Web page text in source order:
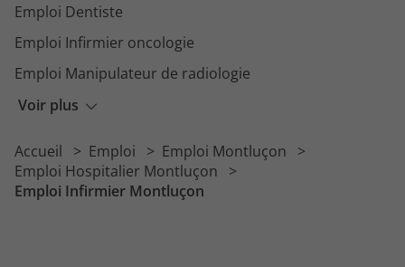
Voir plus
Emploi Dentiste
Emploi Infirmier oncologie
Emploi Manipulateur de radiologie
Emploi Psychiatre
Emploi Psychomotricien
Accueil Emploi
Emploi Montluçon
Emploi Hospitalier Montluçon
Emploi Infirmier Montluçon